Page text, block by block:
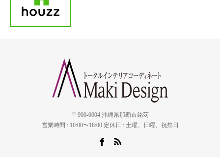
〒900-0004 沖縄県那覇市銘苅
営業時間 : 10:00〜18:00 定休日 : 土曜、日曜、祝祭日